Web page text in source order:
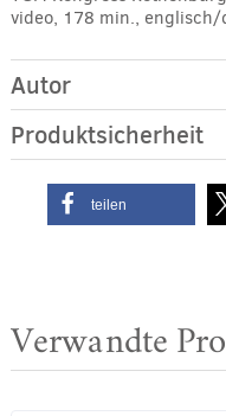
video, 178 min., englisch/
Autor
Produktsicherheit
teilen
Verwandte